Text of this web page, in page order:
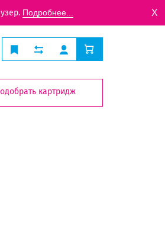
Подробнее... X
картридж